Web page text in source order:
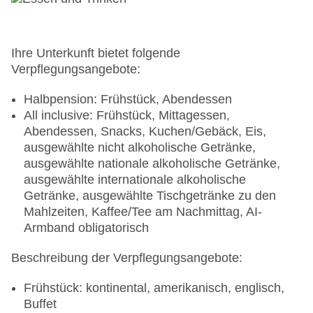
klimatisierte Tagungsräume, Tageslicht,
Gebäudeanzahl: 4, Etagen: 6, Zimmer: 291
Landeskategorie: 5 Sterne
Ihre Unterkunft bietet folgende
Verpflegungsangebote:
Halbpension: Frühstück, Abendessen
All inclusive: Frühstück, Mittagessen,
Abendessen, Snacks, Kuchen/Gebäck, Eis,
ausgewählte nicht alkoholische Getränke,
ausgewählte nationale alkoholische Getränke,
ausgewählte internationale alkoholische
Getränke, ausgewählte Tischgetränke zu den
Mahlzeiten, Kaffee/Tee am Nachmittag, AI-
Armband obligatorisch
Beschreibung der Verpflegungsangebote:
Frühstück: kontinental, amerikanisch, englisch,
Buffet